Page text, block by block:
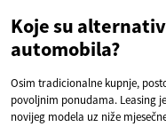
Koje su
automobila?
Osim tradicionalne kupnje,
povoljnim ponudama. Leasing
novijeg modela uz niže